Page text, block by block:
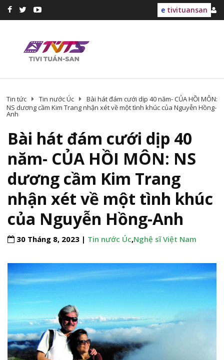
e tivituansan
Tin tức Tin nước Úc
Bài hát đám cưới dịp 40 năm- CỦA HỒI MÔN:
NS dương cầm Kim Trang nhận xét về một tình khúc của Nguyễn Hồng-
Anh
Bài hát đám cưới dịp 40
năm- CỦA HỒI MÔN: NS
dương cầm Kim Trang
nhận xét về một tình khúc
của Nguyễn Hồng-Anh
30 Tháng 8, 2023 | Tin nước Úc,Nghệ sĩ Việt Nam